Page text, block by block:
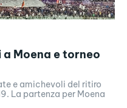
Moena e torneo
e amichevoli del ritiro
La partenza per Moena